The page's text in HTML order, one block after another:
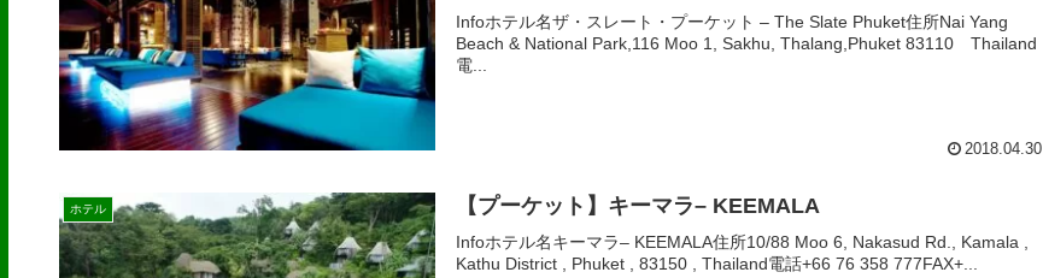
Infoホテル名ザ・スレート・プーケット – The Slate Phuket住所Nai Yang
Beach & National Park,116 Moo 1, Sakhu, Thalang,Phuket 83110 Thailand
電...
2018.04.30
ホテル 【プーケット】キーマラ– KEEMALA
Infoホテル名キーマラ– KEEMALA住所10/88 Moo 6, Nakasud Rd., Kamala ,
Kathu District , Phuket , 83150 , Thailand電話+66 76 358 777FAX+...